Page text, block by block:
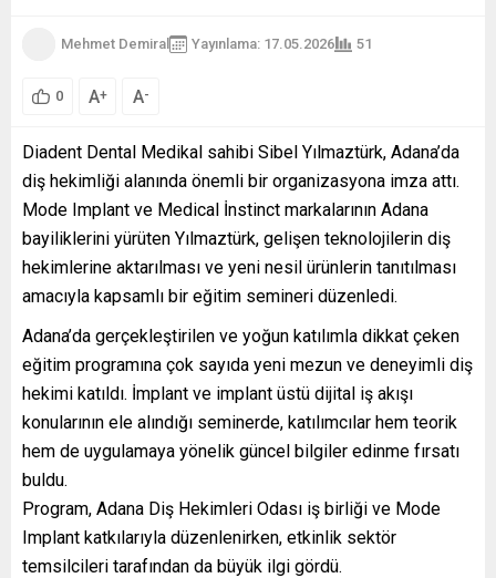
Mehmet Demiral Yayınlama: 17.05.2026 51
0 A+ A-
Diadent Dental Medikal sahibi Sibel Yılmaztürk, Adana’da
diş hekimliği alanında önemli bir organizasyona imza attı.
Mode Implant ve Medical İnstinct markalarının Adana
bayiliklerini yürüten Yılmaztürk, gelişen teknolojilerin diş
hekimlerine aktarılması ve yeni nesil ürünlerin tanıtılması
amacıyla kapsamlı bir eğitim semineri düzenledi.
Adana’da gerçekleştirilen ve yoğun katılımla dikkat çeken
eğitim programına çok sayıda yeni mezun ve deneyimli diş
hekimi katıldı. İmplant ve implant üstü dijital iş akışı
konularının ele alındığı seminerde, katılımcılar hem teorik
hem de uygulamaya yönelik güncel bilgiler edinme fırsatı
buldu.
Program, Adana Diş Hekimleri Odası iş birliği ve Mode
Implant katkılarıyla düzenlenirken, etkinlik sektör
temsilcileri tarafından da büyük ilgi gördü.